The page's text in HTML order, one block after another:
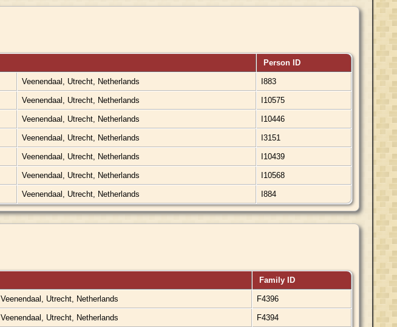
Person ID
Veenendaal, Utrecht, Netherlands I883
Veenendaal, Utrecht, Netherlands I10575
Veenendaal, Utrecht, Netherlands I10446
Veenendaal, Utrecht, Netherlands I3151
Veenendaal, Utrecht, Netherlands I10439
Veenendaal, Utrecht, Netherlands I10568
Veenendaal, Utrecht, Netherlands I884
Family ID
Veenendaal, Utrecht, Netherlands F4396
Veenendaal, Utrecht, Netherlands F4394